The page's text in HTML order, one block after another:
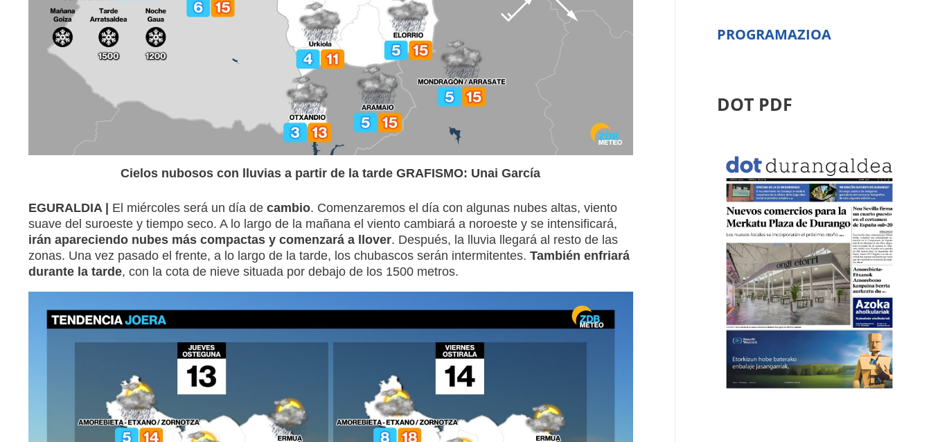
Cielos nubosos con lluvias a partir de la tarde GRAFISMO: Unai García
EGURALDIA | El miércoles será un día de cambio. Comenzaremos el día con algunas nubes altas, viento
suave del suroeste y tiempo seco. A lo largo de la mañana el viento cambiará a noroeste y se intensificará,
irán apareciendo nubes más compactas y comenzará a llover. Después, la lluvia llegará al resto de las
zonas. Una vez pasado el frente, a lo largo de la tarde, los chubascos serán intermitentes. También enfriará
durante la tarde, con la cota de nieve situada por debajo de los 1500 metros.
PROGRAMAZIOA
DOT PDF